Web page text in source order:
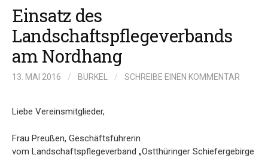
Einsatz des
Landschaftspflegeverbands
am Nordhang
13. MAI 2016 / BURKEL / SCHREIBE EINEN KOMMENTAR
Liebe Vereinsmitglieder,
Frau Preußen, Geschäftsführerin
vom Landschaftspflegeverband „Ostthüringer Schiefergebirge